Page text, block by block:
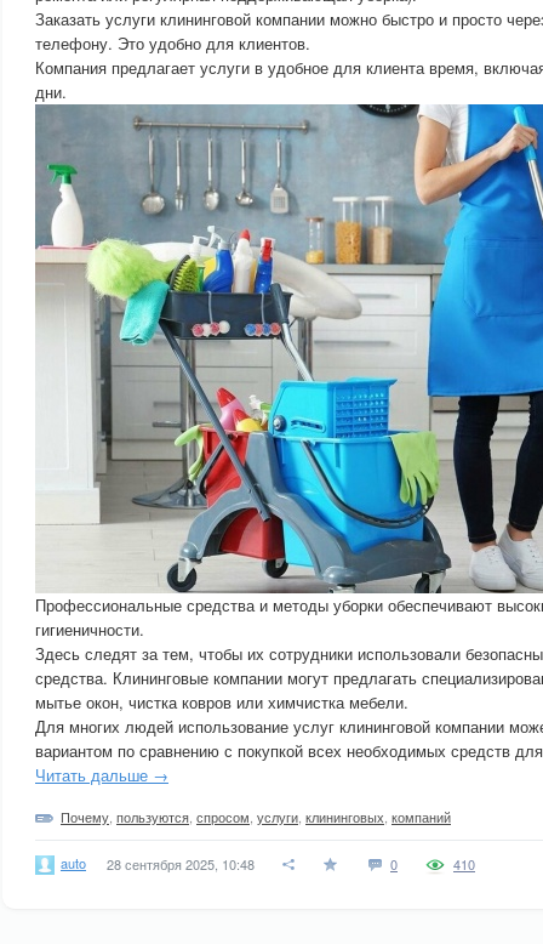
Заказать услуги клининговой компании можно быстро и просто
телефону. Это удобно для клиентов.
Компания предлагает услуги в удобное для клиента время,
дни.
Профессиональные средства и методы уборки обеспечивают
гигиеничности.
Здесь следят за тем, чтобы их сотрудники использовали
средства. Клининговые компании могут предлагать
мытье окон, чистка ковров или химчистка мебели.
Для многих людей использование услуг клининговой компании
вариантом по сравнению с покупкой всех необходимых средств
Читать дальше →
Почему пользуются спросом услуги клининговых компаний
auto 28 сентября 2025, 10:48 0 410